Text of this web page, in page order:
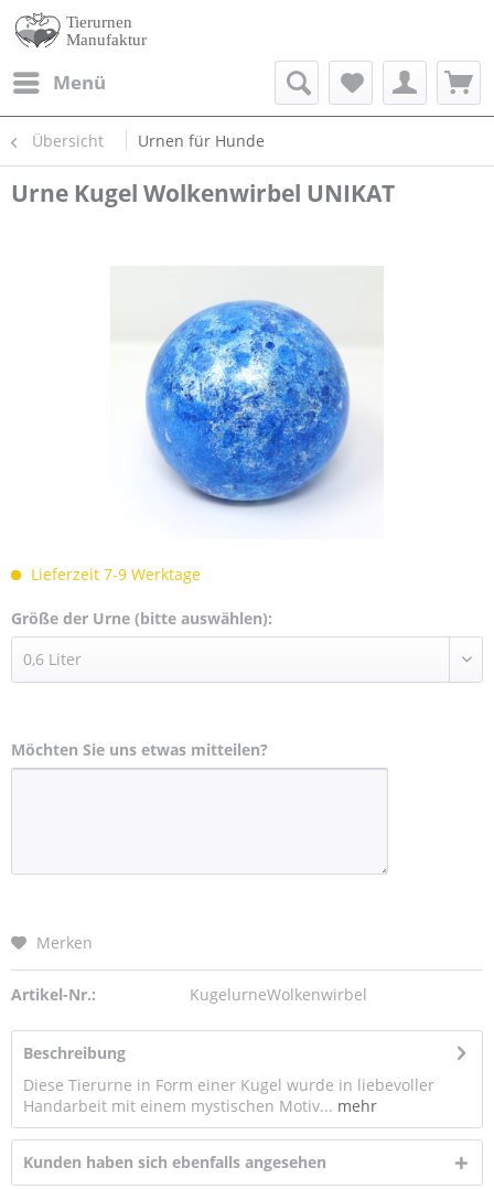
Menü
Übersicht Urnen für Hunde
Urne Kugel Wolkenwirbel UNIKAT
Lieferzeit 7-9 Werktage
Größe der Urne (bitte auswählen):
Möchten Sie uns etwas mitteilen?
Merken
Artikel-Nr.: KugelurneWolkenwirbel
Beschreibung
Diese Tierurne in Form einer Kugel wurde in liebevoller
Handarbeit mit einem mystischen Motiv... mehr
Kunden haben sich ebenfalls angesehen